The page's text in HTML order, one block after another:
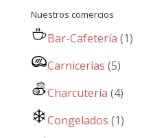
Nuestros comercios
Bar-Cafetería (1)
Carnicerías (5)
Charcutería (4)
Congelados (1)